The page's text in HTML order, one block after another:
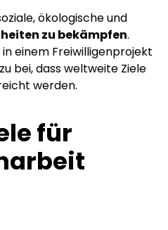
ökologische und
zu bekämpfen.
einem Freiwilligenprojekt
bei, dass weltweite Ziele
werden.
für